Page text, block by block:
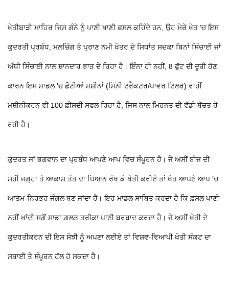
ਖੇਤੀਬਾੜੀ ਮਾਹਿਰ ਜਿਸ ਗੰਨੇ ਨੂੰ ਪਾਣੀ ਖਾਣੀ ਫ਼ਸਲ ਕਹਿੰਦੇ ਹਨ, ਉਹ ਮੇਰੇ ਖੇਤ ’ਚ ਇਸ
ਕੁਦਰਤੀ ਪ੍ਰਬੰਧ, ਮਲਚਿੰਗ ਤੇ ਪ੍ਰਾਣ ਨਮੀ ਖੇਤਰ ਦੇ ਸਿਧਾਂਤ ਸਦਕਾ ਬਿਨਾਂ ਸਿੰਚਾਈ ਜਾਂ
ਅੱਧੀ ਸਿੰਚਾਈ ਨਾਲ ਸ਼ਾਨਦਾਰ ਝਾੜ ਦੇ ਰਿਹਾ ਹੈ। ਇੰਨਾ ਹੀ ਨਹੀਂ, 8 ਫੁੱਟ ਦੀ ਦੂਰੀ ਹੋਣ
ਕਾਰਨ ਇਸ ਮਾਡਲ ’ਚ ਛੋਟੀਆਂ ਮਸ਼ੀਨਾਂ (ਮਿੰਨੀ ਟਰੈਕਟਰ/ਪਾਵਰ ਟਿਲਰ) ਰਾਹੀਂ
ਮਸ਼ੀਨੀਕਰਨ ਵੀ 100 ਫ਼ੀਸਦੀ ਸਫਲ ਰਿਹਾ ਹੈ, ਜਿਸ ਨਾਲ ਮਿਹਨਤ ਦੀ ਵੱਡੀ ਬੱਚਤ ਹੋ
ਰਹੀ ਹੈ।
ਕੁਦਰਤ ਜਾਂ ਭਗਵਾਨ ਦਾ ਪ੍ਰਬੰਧ ਆਪਣੇ ਆਪ ਵਿਚ ਸੰਪੂਰਨ ਹੈ। ਜੇ ਅਸੀਂ ਬੀਜ ਦੀ
ਸਹੀ ਜਗ੍ਹਾ ਤੇ ਆਕਾਸ਼ ਤੱਤ ਦਾ ਧਿਆਨ ਰੱਖ ਕੇ ਖੇਤੀ ਕਰੀਏ ਤਾਂ ਖੇਤ ਆਪਣੇ ਆਪ ’ਚ
ਆਤਮ-ਨਿਰਭਰ ਜੰਗਲ ਬਣ ਜਾਂਦਾ ਹੈ। ਇਹ ਮਾਡਲ ਸਾਬਿਤ ਕਰਦਾ ਹੈ ਕਿ ਫ਼ਸਲ ਪਾਣੀ
ਨਹੀਂ ਖਾਂਦੀ ਸਗੋਂ ਸਾਡਾ ਗ਼ਲਤ ਤਰੀਕਾ ਪਾਣੀ ਬਰਬਾਦ ਕਰਦਾ ਹੈ। ਜੇ ਅਸੀਂ ਖੇਤੀ ਦੇ
ਕੁਦਰਤੀਕਰਨ ਦੀ ਇਸ ਸੋਝੀ ਨੂੰ ਅਪਣਾ ਲਈਏ ਤਾਂ ਵਿਸ਼ਵ-ਵਿਆਪੀ ਖੇਤੀ ਸੰਕਟ ਦਾ
ਸਥਾਈ ਤੇ ਸੰਪੂਰਨ ਹੱਲ ਹੋ ਸਕਦਾ ਹੈ।